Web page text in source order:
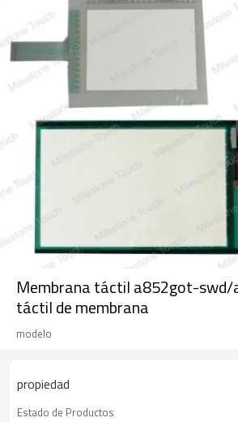
Membrana táctil a852got-
táctil de membrana
modelo
propiedad
Estado de Productos